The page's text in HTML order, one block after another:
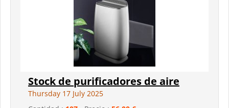
Stock de purificadores de aire
Thursday 17 July 2025